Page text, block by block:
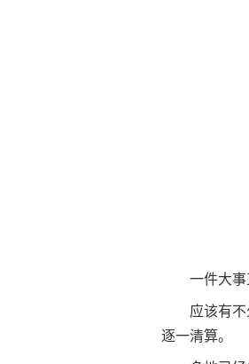
一件大事
应该有
逐一清算。